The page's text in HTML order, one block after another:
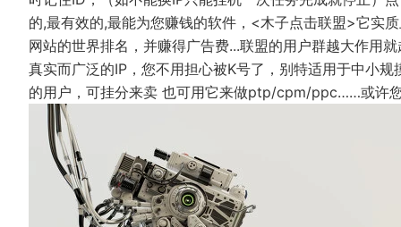
的,最有效的,最能为您赚钱的软件，<木子点击联盟>它实
网站的世界排名，并赚得广告费...联盟的用户群越大作用
真实而广泛的IP，您不用担心被K号了，别特适用于中小
的用户，可挂分来卖 也可用它来做ptp/cpm/ppc……或许